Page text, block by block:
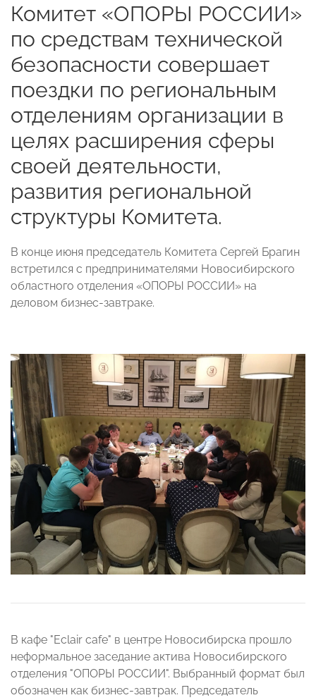
Комитет «ОПОРЫ РОССИИ»
по средствам технической
безопасности совершает
поездки по региональным
отделениям организации в
целях расширения сферы
своей деятельности,
развития региональной
структуры Комитета.
В конце июня председатель Комитета Сергей Брагин
встретился с предпринимателями Новосибирского
областного отделения «ОПОРЫ РОССИИ» на
деловом бизнес-завтраке.
В кафе "Eclair cafe" в центре Новосибирска прошло
неформальное заседание актива Новосибирского
отделения "ОПОРЫ РОССИИ". Выбранный формат был
обозначен как бизнес-завтрак. Председатель